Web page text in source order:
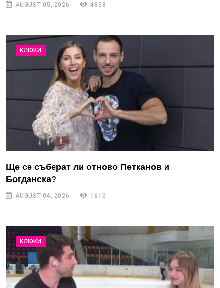
AUGUST 05, 2026 4858
КЛЮКИ
Ще се съберат ли отново Петканов и
Богданска?
AUGUST 04, 2026 1610
КЛЮКИ